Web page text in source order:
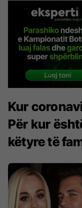
Kur
Për kur
këtyre të